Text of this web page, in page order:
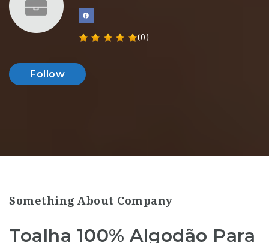
(0)
Follow
Something About Company
Toalha 100% Algodão Para